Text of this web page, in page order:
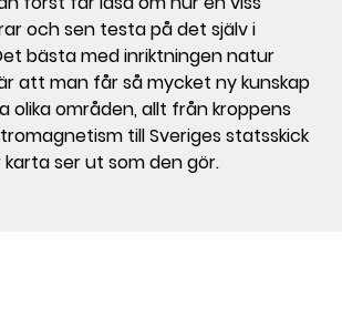
och sen testa på det själv i
bästa med inriktningen natur
att man får så mycket ny kunskap
olika områden, allt från kroppens
till Sveriges statsskick
ser ut som den gör.